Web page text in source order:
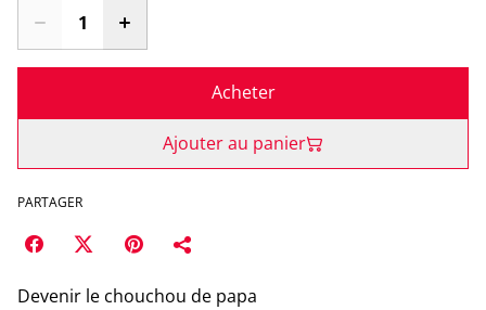
Acheter
Ajouter au panier
PARTAGER
Devenir le chouchou de papa